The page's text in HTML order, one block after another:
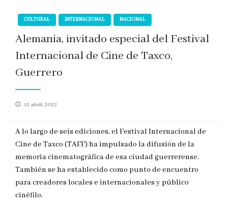
CULTURAL INTERNACIONAL NACIONAL
Alemania, invitado especial del Festival
Internacional de Cine de Taxco,
Guerrero
Publicado
12 abril, 2022
A lo largo de seis ediciones, el Festival Internacional de
Cine de Taxco (TAFF) ha impulsado la difusión de la
memoria cinematográfica de esa ciudad guerrerense.
También se ha establecido como punto de encuentro
para creadores locales e internacionales y público
cinéfilo.